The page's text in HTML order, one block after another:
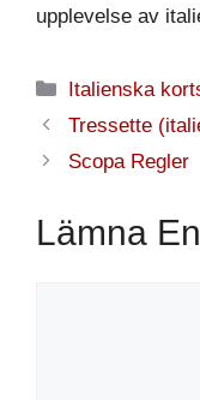
upplevelse av
Kategorier
Italienska
Tressette
Scopa Regler
Lämna